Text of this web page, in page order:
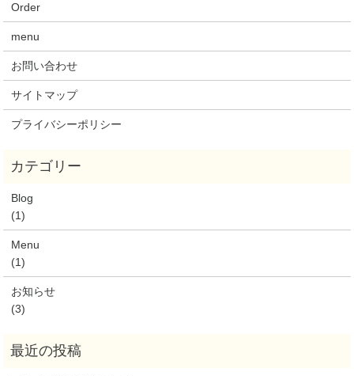
Order
menu
お問い合わせ
サイトマップ
プライバシーポリシー
Blog
(1)
Menu
(1)
お知らせ
(3)